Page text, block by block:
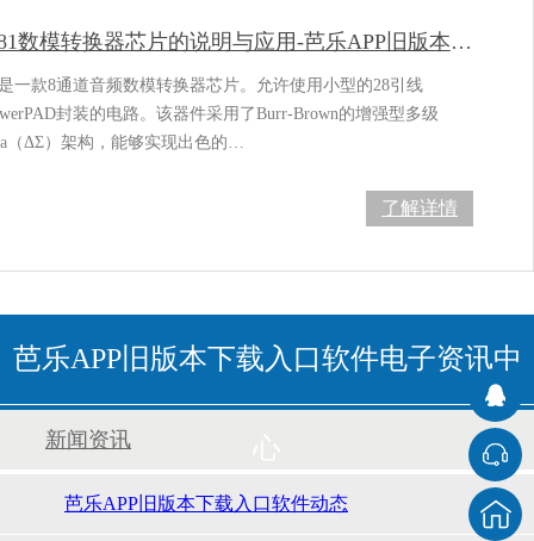
PCM1681数模转换器芯片的说明与应用-芭乐APP旧版本下载入口软件电子
一款8通道音频数模转换器芯片。允许使用小型的28引线
封装的电路。该器件采用了Burr-Brown的增强型多级
（ΔΣ）架构，能够实现出色的…
了解详情
芭乐APP旧版本下载入口软件电子资讯中
新闻资讯
芭乐APP旧版本下载入口软件动态